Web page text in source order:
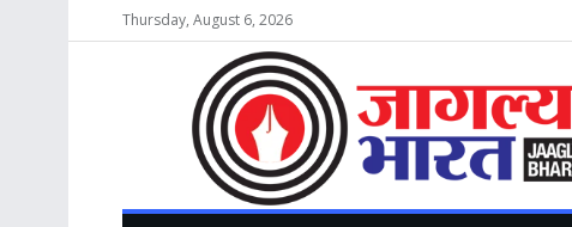
Thursday, August 6, 2026